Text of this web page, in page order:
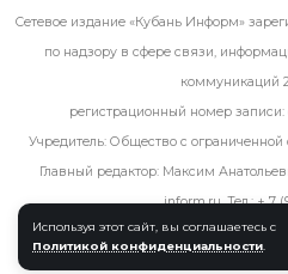
Используя этот сайт, вы соглашаетесь с
Политикой конфиденциальности
Сетевое издание «Кубань Информ»
по надзору в сфере связи,
коммуникаций
регистрационный номер
Учредитель: Общество с
Главный редактор: Максим
inform.ru. Тел.:+ 7
© kub-inform